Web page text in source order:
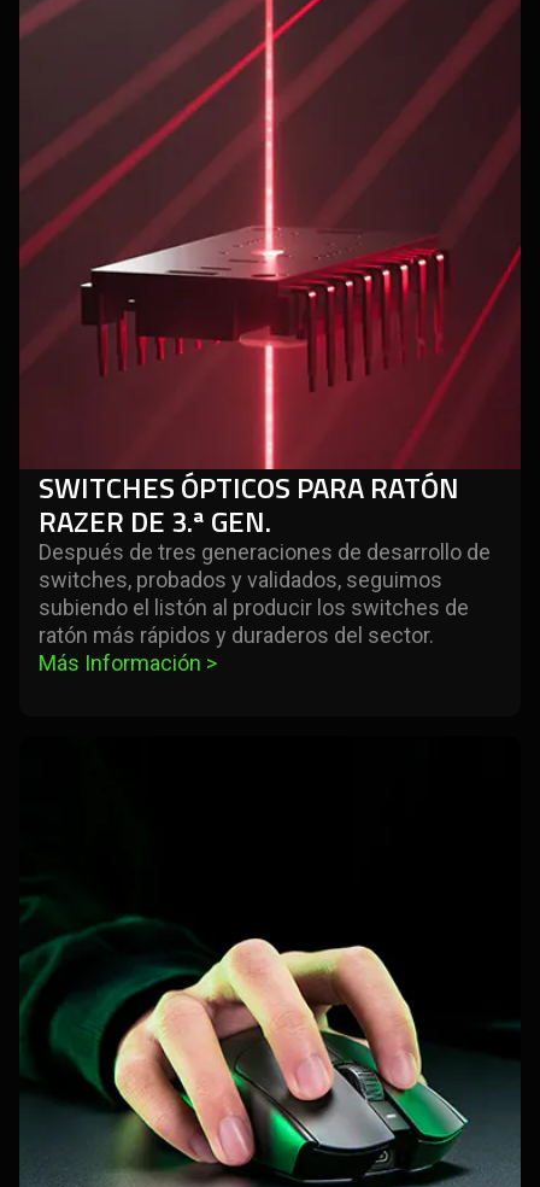
more
-
ópticos
para
ratón
razer
de
3.ª
SWITCHES ÓPTICOS PARA RATÓN
RAZER DE 3.ª GEN.
Después de tres generaciones de desarrollo de
switches, probados y validados, seguimos
subiendo el listón al producir los switches de
ratón más rápidos y duraderos del sector.
Más Información >
wireless